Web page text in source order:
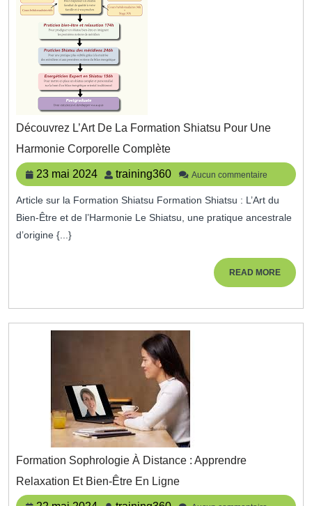
Découvrez L’Art De La Formation Shiatsu Pour Une
Harmonie Corporelle Complète
De
Formation
Pour
Corporelle
Complète
23 mai 2024
23
mai
2024
training360 training360
Aucun commentaire
Article sur la Formation Shiatsu Formation Shiatsu : L’Art du
Bien-Être et de l’Harmonie Le Shiatsu, une pratique ancestrale
d’origine {...}
READ MOREREAD
MORE
Formation Sophrologie À Distance : Apprendre
Relaxation Et Bien-Être En Ligne
À